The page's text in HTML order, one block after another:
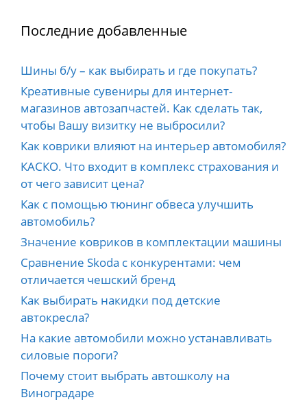
Последние добавленные
Шины б/у – как выбирать и где покупать?
Креативные сувениры для интернет-
магазинов автозапчастей. Как сделать так,
чтобы Вашу визитку не выбросили?
Как коврики влияют на интерьер автомобиля?
КАСКО. Что входит в комплекс страхования и
от чего зависит цена?
Как с помощью тюнинг обвеса улучшить
автомобиль?
Значение ковриков в комплектации машины
Сравнение Skoda с конкурентами: чем
отличается чешский бренд
Как выбирать накидки под детские
автокресла?
На какие автомобили можно устанавливать
силовые пороги?
Почему стоит выбрать автошколу на
Виноградаре